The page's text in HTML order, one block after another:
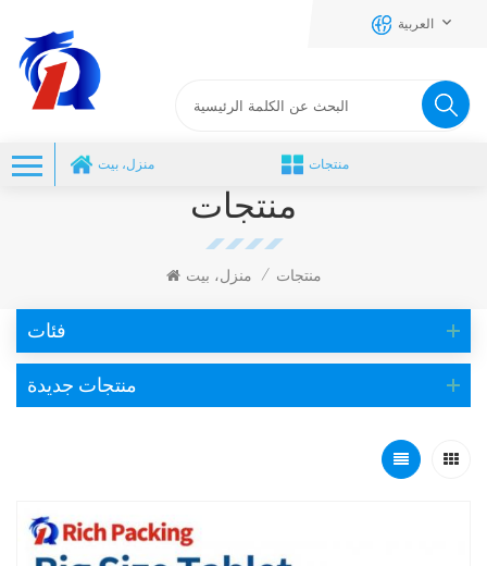
العربية
منزل، بيت منتجات
منتجات
منزل، بيت / منتجات
فئات
منتجات جديدة